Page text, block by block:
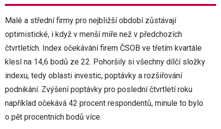
Malé a střední firmy pro nejbližší období zůstávají
optimistické, i když v menší míře než v předchozích
čtvrtletích. Index očekávání firem ČSOB ve třetím kvartále
klesl na 14,6 bodů ze 22. Pohoršily si všechny dílčí složky
indexu, tedy oblasti investic, poptávky a rozšiřování
podnikání. Zvýšení poptávky pro poslední čtvrtletí roku
například očekává 42 procent respondentů, minule to bylo
o pět procentních bodů více.